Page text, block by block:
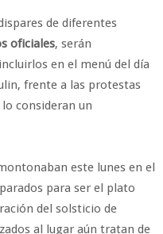
de diferentes
oficiales, serán
en el menú del día
frente a las protestas
consideran un
este lunes en el
para ser el plato
del solsticio de
al lugar aún tratan de